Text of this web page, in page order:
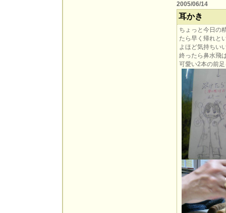
2005/06/14
耳かき
ちょっと今日の
たら早く帰れと
よほど気持ちい
終ったら鼻水飛
可愛い2本の前